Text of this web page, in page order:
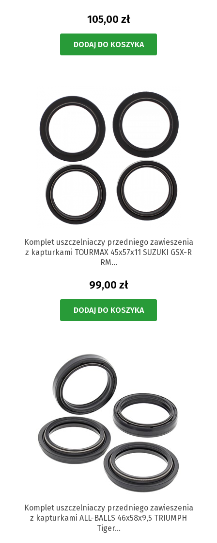
105,00 zł
DODAJ DO KOSZYKA
Komplet uszczelniaczy przedniego zawieszenia
z kapturkami TOURMAX 45x57x11 SUZUKI GSX-R
RM...
99,00 zł
DODAJ DO KOSZYKA
Komplet uszczelniaczy przedniego zawieszenia
z kapturkami ALL-BALLS 46x58x9,5 TRIUMPH
Tiger...